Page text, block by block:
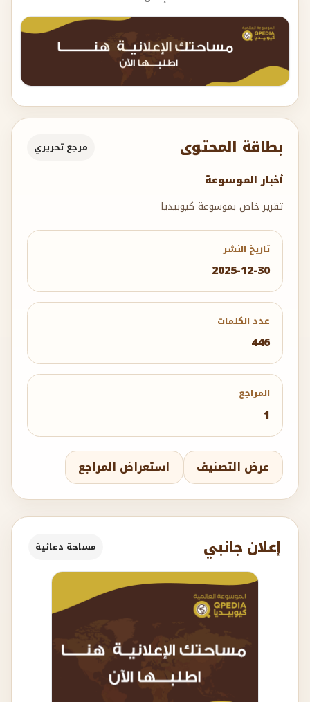
بطاقة المحتوى مرجع تحريري
أخبار الموسوعة
تقرير خاص بموسوعة كيوبيديا
تاريخ النشر
2025-12-30
عدد الكلمات
446
المراجع
1
عرض التصنيف استعراض المراجع
إعلان جانبي مساحة دعائية